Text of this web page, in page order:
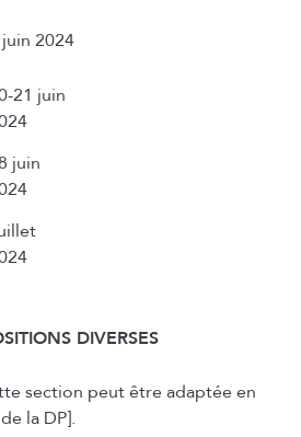
2024
21 juin
juin
DIVERSES
section peut être adaptée en
la DP].